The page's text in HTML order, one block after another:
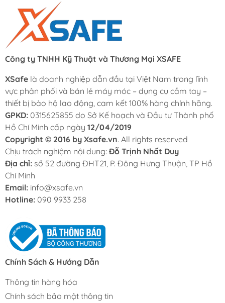
Công ty TNHH Kỹ Thuật và Thương Mại XSAFE
XSafe là doanh nghiệp dẫn đầu tại Việt Nam trong lĩnh
vực phân phối và bán lẻ máy móc – dụng cụ cầm tay –
thiết bị bảo hộ lao động, cam kết 100% hàng chính hãng.
GPKD: 0315625855 do Sở Kế hoạch và Đầu tư Thành phố
Hồ Chí Minh cấp ngày 12/04/2019
Copyright © 2016 by Xsafe.vn. All rights reserved
Chịu trách nghiệm nội dung: Đỗ Trịnh Nhất Duy
Địa chỉ: số 52 đường ĐHT21, P. Đông Hưng Thuận, TP Hồ
Chí Minh
Email: info@xsafe.vn
Hotline: 090 9933 258
Chính Sách & Hướng Dẫn
Thông tin hàng hóa
Chính sách bảo mật thông tin